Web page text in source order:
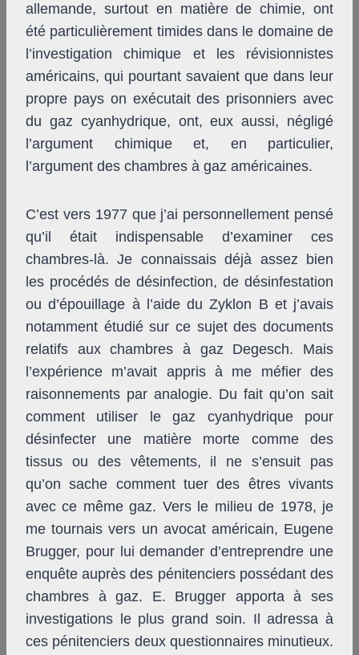
allemande, surtout en matière de chimie, ont
été particulièrement timides dans le domaine de
l’investigation chimique et les révisionnistes
américains, qui pourtant savaient que dans leur
propre pays on exécutait des prisonniers avec
du gaz cyanhydrique, ont, eux aussi, négligé
l’argument chimique et, en particulier,
l’argument des chambres à gaz américaines.
C’est vers 1977 que j’ai personnellement pensé
qu’il était indispensable d’examiner ces
chambres-là. Je connaissais déjà assez bien
les procédés de désinfection, de désinfestation
ou d’épouillage à l’aide du Zyklon B et j’avais
notamment étudié sur ce sujet des documents
relatifs aux chambres à gaz Degesch. Mais
l’expérience m’avait appris à me méfier des
raisonnements par analogie. Du fait qu’on sait
comment utiliser le gaz cyanhydrique pour
désinfecter une matière morte comme des
tissus ou des vêtements, il ne s’ensuit pas
qu’on sache comment tuer des êtres vivants
avec ce même gaz. Vers le milieu de 1978, je
me tournais vers un avocat américain, Eugene
Brugger, pour lui demander d’entreprendre une
enquête auprès des pénitenciers possédant des
chambres à gaz. E. Brugger apporta à ses
investigations le plus grand soin. Il adressa à
ces pénitenciers deux questionnaires minutieux.